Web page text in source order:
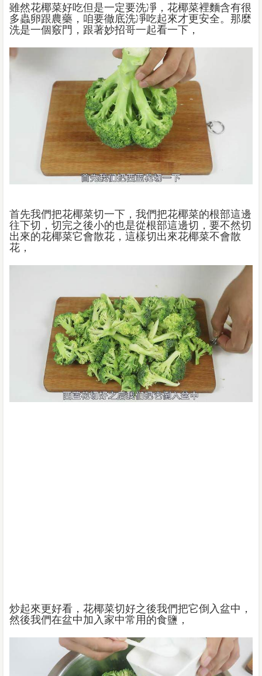
雖然花椰菜好吃但是一定要洗凈，花椰菜裡麵含有很
多蟲卵跟農藥，咱要徹底洗凈吃起來才更安全。那麼
洗是一個竅門，跟著妙招哥一起看一下，
首先我們把花椰菜切一下，我們把花椰菜的根部這邊
往下切，切完之後小的也是從根部這邊切，要不然切
出來的花椰菜它會散花，這樣切出來花椰菜不會散
花，
炒起來更好看，花椰菜切好之後我們把它倒入盆中，
然後我們在盆中加入家中常用的食鹽，